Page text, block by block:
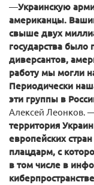
—Украинскую
американцы.
свыше двух
государства было
диверсантов,
работу мы могли
Периодически
эти группы в
Алексей Леонков.
территория
европейских
плацдарм, с
в том числе в